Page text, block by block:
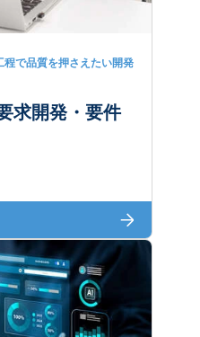
程で品質を押さえたい開発
求開発・要件